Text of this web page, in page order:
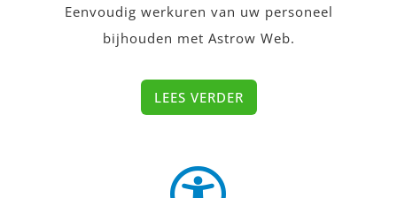
Eenvoudig werkuren van uw personeel
bijhouden met Astrow Web.
LEES VERDER